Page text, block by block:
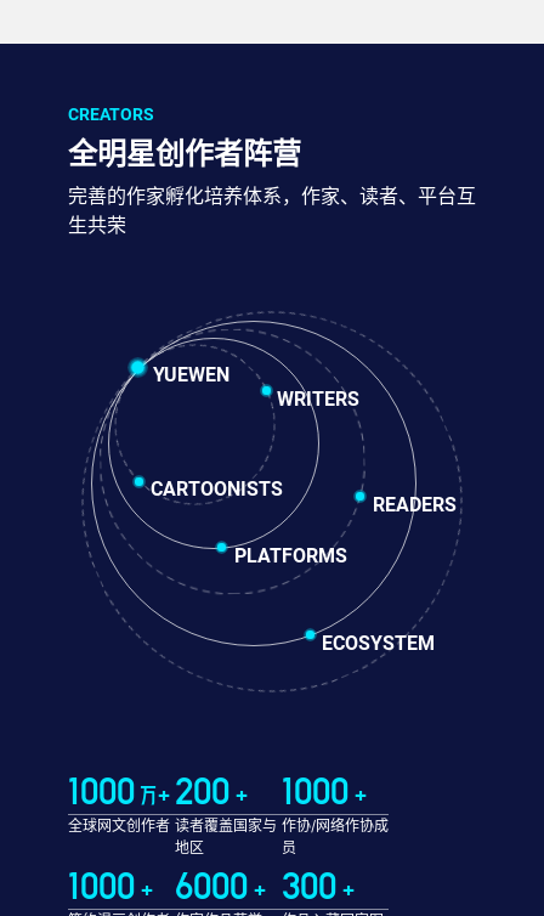
CREATORS
全明星创作者阵营
完善的作家孵化培养体系，作家、读者、平台互
生共荣
WRITERS
CARTOONISTS
YUEWEN
PLATFORMS
READERS
ECOSYSTEM
1000 万+
全球网文创作者
200 +
读者覆盖国家与
地区
1000 +
作协/网络作协成
员
1000 + 6000 + 300 +